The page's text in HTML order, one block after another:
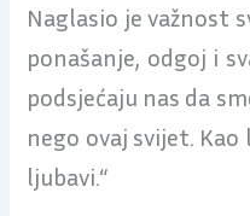
Naglasio je važnost
ponašanje, odgoj i
podsjećaju nas da
nego ovaj svijet.
ljubavi.“